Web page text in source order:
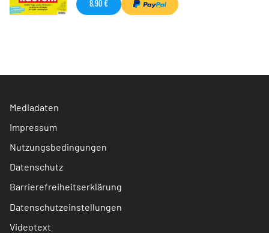
8,90 €
Mediadaten
Impressum
Nutzungsbedingungen
Datenschutz
Barrierefreiheitserklärung
Datenschutzeinstellungen
Videotext